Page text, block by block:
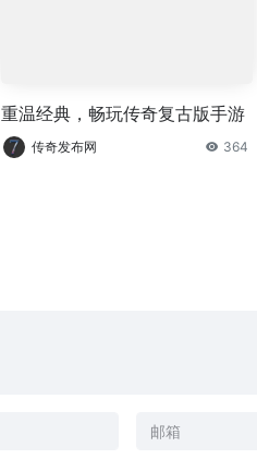
重温经典，畅玩传奇复古版手游
传奇发布网 364